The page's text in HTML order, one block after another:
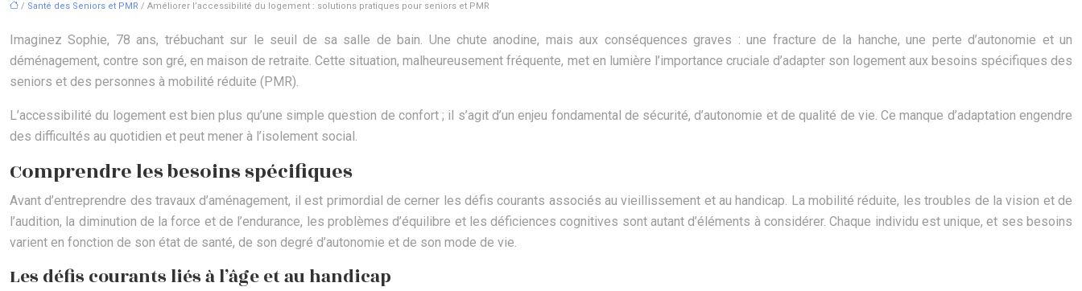
/ Santé des Seniors et PMR / Améliorer l’accessibilité du logement : solutions pratiques pour seniors et PMR
Imaginez Sophie, 78 ans, trébuchant sur le seuil de sa salle de bain. Une chute anodine, mais aux conséquences graves : une fracture de la hanche, une perte d’autonomie et un
déménagement, contre son gré, en maison de retraite. Cette situation, malheureusement fréquente, met en lumière l’importance cruciale d’adapter son logement aux besoins spécifiques des
seniors et des personnes à mobilité réduite (PMR).
L’accessibilité du logement est bien plus qu’une simple question de confort ; il s’agit d’un enjeu fondamental de sécurité, d’autonomie et de qualité de vie. Ce manque d’adaptation engendre
des difficultés au quotidien et peut mener à l’isolement social.
Comprendre les besoins spécifiques
Avant d’entreprendre des travaux d’aménagement, il est primordial de cerner les défis courants associés au vieillissement et au handicap. La mobilité réduite, les troubles de la vision et de
l’audition, la diminution de la force et de l’endurance, les problèmes d’équilibre et les déficiences cognitives sont autant d’éléments à considérer. Chaque individu est unique, et ses besoins
varient en fonction de son état de santé, de son degré d’autonomie et de son mode de vie.
Les défis courants liés à l’âge et au handicap